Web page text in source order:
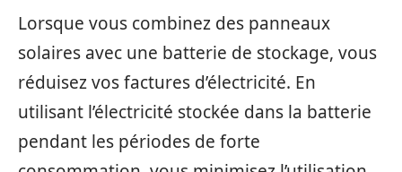
Lorsque vous combinez des panneaux
solaires avec une batterie de stockage, vous
réduisez vos factures d’électricité. En
utilisant l’électricité stockée dans la batterie
pendant les périodes de forte